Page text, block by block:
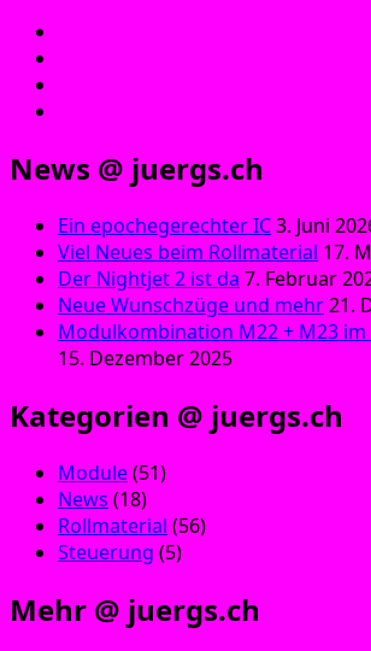
News @ juergs.ch
Ein epochegerechter IC3. Juni
Viel Neues beim Rollmaterial 17.
Der Nightjet 2 ist da 7. Februar
Neue Wunschzüge und mehr21.
Modulkombination M22 + M23
15. Dezember 2025
Kategorien @ juergs.ch
Module(51)
News (18)
Rollmaterial (56)
Steuerung (5)
Mehr @ juergs.ch